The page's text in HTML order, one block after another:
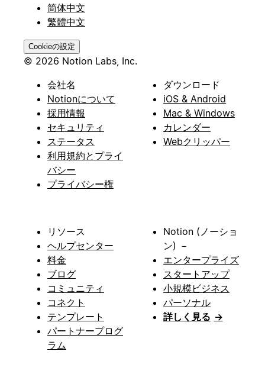
简体中文
繁體中文
Cookieの設定
© 2026 Notion Labs, Inc.
会社名
Notionについて
採用情報
セキュリティ
ステータス
利用規約とプライ
バシー
プライバシー権
ダウンロード
iOS & Android
Mac & Windows
カレンダー
Webクリッパー
リソース
ヘルプセンター
料金
ブログ
コミュニティ
コネクト
テンプレート
パートナープログ
ラム
Notion (ノーショ
ン) －
エンタープライズ
スタートアップ
小規模ビジネス
パーソナル
詳しく見る →